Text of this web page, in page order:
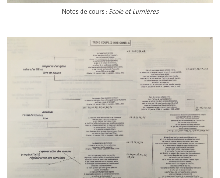
Notes de cours : Ecole et Lumières